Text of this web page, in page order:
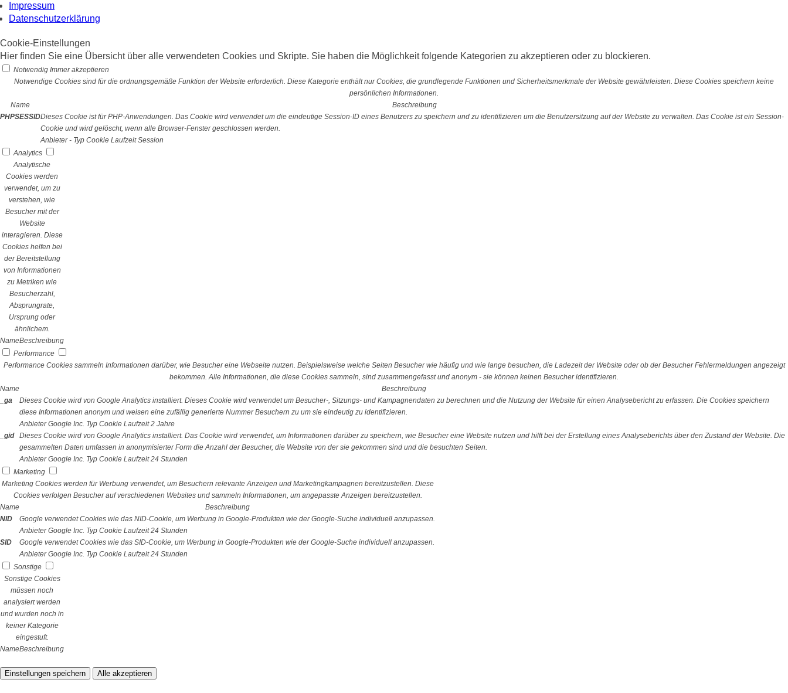
Impressum
Datenschutzerklärung
Cookie-Einstellungen
Hier finden Sie eine Übersicht über alle verwendeten Cookies und Skripte. Sie haben die Möglichkeit folgende Kategorien zu akzeptieren oder zu blockieren.
Notwendig Immer akzeptieren
Notwendige Cookies sind für die ordnungsgemäße Funktion der Website erforderlich. Diese Kategorie enthält nur Cookies, die grundlegende Funktionen und Sicherheitsmerkmale der Website gewährleisten. Diese Cookies speichern keine
persönlichen Informationen.
Name
Beschreibung
PHPSESSIDDieses Cookie ist für PHP-Anwendungen. Das Cookie wird verwendet um die eindeutige Session-ID eines Benutzers zu speichern und zu identifizieren um die Benutzersitzung auf der Website zu verwalten. Das Cookie ist ein Session-
Cookie und wird gelöscht, wenn alle Browser-Fenster geschlossen werden.
Anbieter - Typ Cookie Laufzeit Session
Analytics
Analytische
Cookies werden
verwendet, um zu
verstehen, wie
Besucher mit der
Website
interagieren. Diese
Cookies helfen bei
der Bereitstellung
von Informationen
zu Metriken wie
Besucherzahl,
Absprungrate,
Ursprung oder
ähnlichem.
NameBeschreibung
Performance
Performance Cookies sammeln Informationen darüber, wie Besucher eine Webseite nutzen. Beispielsweise welche Seiten Besucher wie häufig und wie lange besuchen, die Ladezeit der Website oder ob der Besucher Fehlermeldungen angezeigt
bekommen. Alle Informationen, die diese Cookies sammeln, sind zusammengefasst und anonym - sie können keinen Besucher identifizieren.
Name
Beschreibung
_ga
Dieses Cookie wird von Google Analytics installiert. Dieses Cookie wird verwendet um Besucher-, Sitzungs- und Kampagnendaten zu berechnen und die Nutzung der Website für einen Analysebericht zu erfassen. Die Cookies speichern
diese Informationen anonym und weisen eine zufällig generierte Nummer Besuchern zu um sie eindeutig zu identifizieren.
Anbieter Google Inc. Typ Cookie Laufzeit 2 Jahre
_gid
Dieses Cookie wird von Google Analytics installiert. Das Cookie wird verwendet, um Informationen darüber zu speichern, wie Besucher eine Website nutzen und hilft bei der Erstellung eines Analyseberichts über den Zustand der Website. Die
gesammelten Daten umfassen in anonymisierter Form die Anzahl der Besucher, die Website von der sie gekommen sind und die besuchten Seiten.
Anbieter Google Inc. Typ Cookie Laufzeit 24 Stunden
Marketing
Marketing Cookies werden für Werbung verwendet, um Besuchern relevante Anzeigen und Marketingkampagnen bereitzustellen. Diese
Cookies verfolgen Besucher auf verschiedenen Websites und sammeln Informationen, um angepasste Anzeigen bereitzustellen.
Name
Beschreibung
NID
Google verwendet Cookies wie das NID-Cookie, um Werbung in Google-Produkten wie der Google-Suche individuell anzupassen.
Anbieter Google Inc. Typ Cookie Laufzeit 24 Stunden
SID
Google verwendet Cookies wie das SID-Cookie, um Werbung in Google-Produkten wie der Google-Suche individuell anzupassen.
Anbieter Google Inc. Typ Cookie Laufzeit 24 Stunden
Sonstige
Sonstige Cookies
müssen noch
analysiert werden
und wurden noch in
keiner Kategorie
eingestuft.
NameBeschreibung
Einstellungen speichern Alle akzeptieren